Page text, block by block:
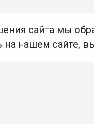
сайта мы
на нашем сайте,